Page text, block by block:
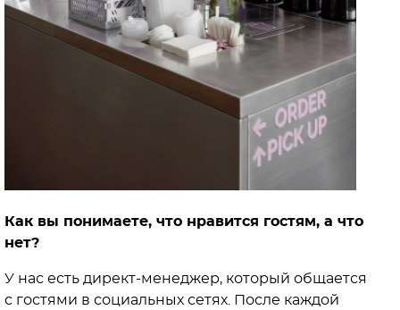
Как вы понимаете, что нравится гостям, а что
нет?
У нас есть директ-менеджер, который общается
с гостями в социальных сетях. После каждой